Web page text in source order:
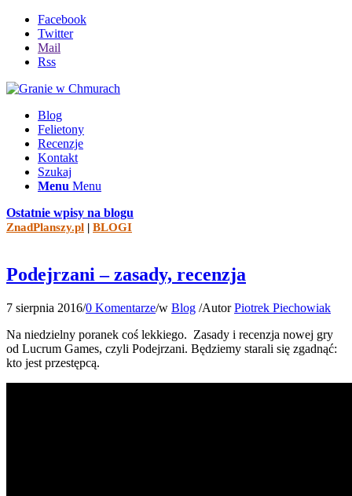
Facebook
Twitter
Mail
Rss
Blog
Felietony
Recenzje
Kontakt
Szukaj
Menu Menu
Ostatnie wpisy na blogu
ZnadPlanszy.pl | BLOGI
Podejrzani – zasady, recenzja
7 sierpnia 2016/0 Komentarze/w Blog /AutorPiotrek Piechowiak
Na niedzielny poranek coś lekkiego. Zasady i recenzja nowej gry
od Lucrum Games, czyli Podejrzani. Będziemy starali się zgadnąć:
kto jest przestępcą.